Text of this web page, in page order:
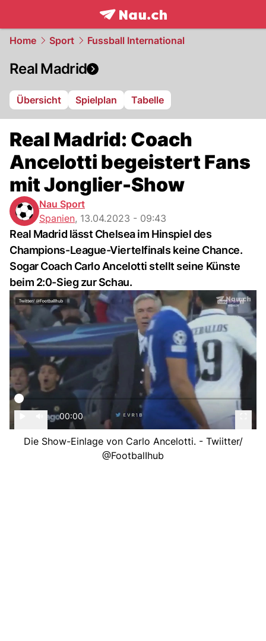
frontpage.NAU.ch
Home Sport Fussball International
Real Madrid
Übersicht Spielplan Tabelle
Real Madrid: Coach
Ancelotti begeistert Fans
mit Jonglier-Show
Nau Sport
Spanien, 13.04.2023 - 09:43
Real Madrid lässt Chelsea im Hinspiel des
Champions-League-Viertelfinals keine Chance.
Sogar Coach Carlo Ancelotti stellt seine Künste
beim 2:0-Sieg zur Schau.
00:00
Die Show-Einlage von Carlo Ancelotti. - Twiitter/
@FootbalIhub